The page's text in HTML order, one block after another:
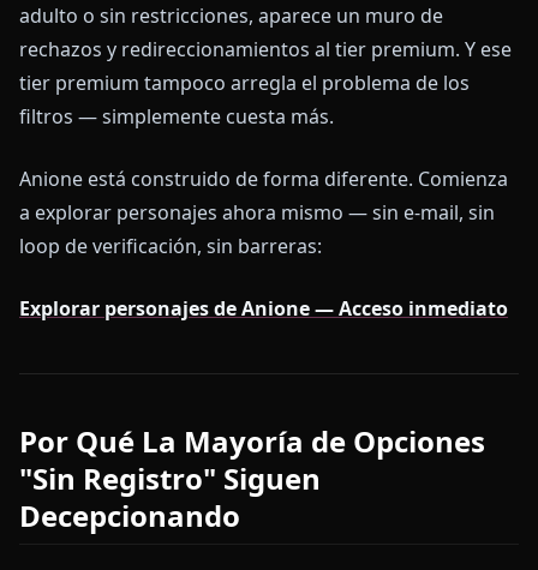
adulto o sin restricciones, aparece un muro de
rechazos y redireccionamientos al tier premium. Y ese
tier premium tampoco arregla el problema de los
filtros — simplemente cuesta más.
Anione está construido de forma diferente. Comienza
a explorar personajes ahora mismo — sin e-mail, sin
loop de verificación, sin barreras:
Explorar personajes de Anione — Acceso inmediato
Por Qué La Mayoría de Opciones
"Sin Registro" Siguen
Decepcionando